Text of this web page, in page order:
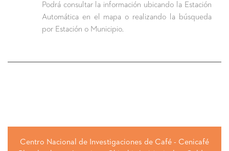
Podrá consultar la información ubicando la Estación
Automática en el mapa o realizando la búsqueda
por Estación o Municipio.
Centro Nacional de Investigaciones de Café - Cenicafé